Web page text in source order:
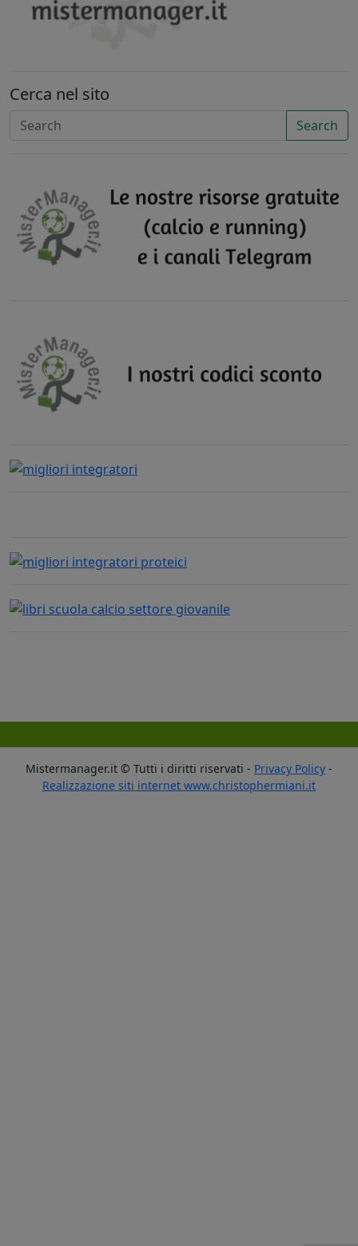
Cerca nel sito
Search
Mistermanager.it © Tutti i diritti riservati - Privacy Policy -
Realizzazione siti internet www.christophermiani.it